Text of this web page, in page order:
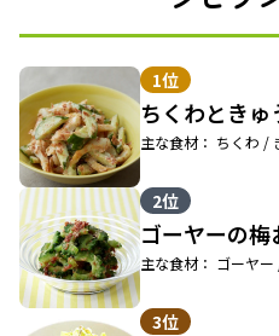
1位
ちくわとき
主な食材： ちくわ /
2位
ゴーヤーの梅
主な食材： ゴーヤー
3位